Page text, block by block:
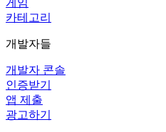
게임
카테고리
개발자들
개발자 콘솔
인증받기
앱 제출
광고하기